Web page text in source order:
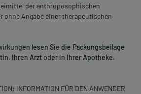
der anthroposophischen
ohne Angabe einer therapeutischen
lesen Sie die Packungsbeilage
Ihren Arzt oder in Ihrer Apotheke.
INFORMATION FÜR DEN ANWENDER